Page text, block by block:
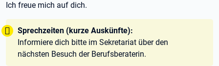
Ich freue mich auf dich.
Tipp:
Sprechzeiten (kurze Auskünfte):
Informiere dich bitte im Sekretariat über den
nächsten Besuch der Berufsberaterin.